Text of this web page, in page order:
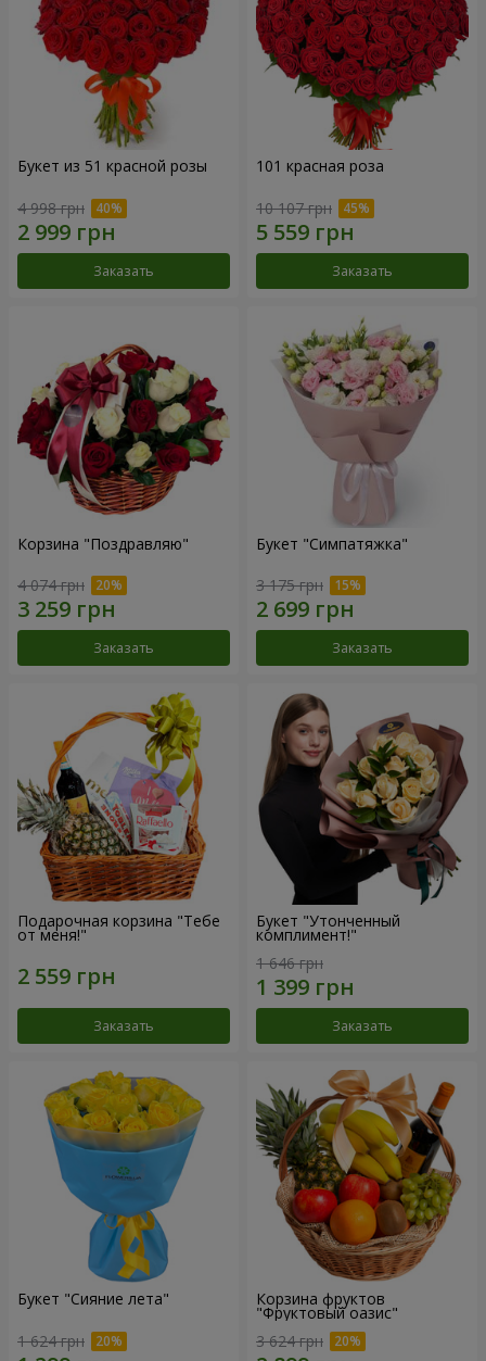
Букет из 51 красной розы
4 998 грн
Заказать
101 красная роза
10 107 грн
Заказать
Корзина "Поздравляю"
4 074 грн
Заказать
Букет "Симпатяжка"
3 175 грн
Заказать
Подарочная корзина "Тебе
от меня!"
Заказать
Букет "Утонченный
комплимент!"
1 646 грн
Заказать
Букет "Сияние лета"
1 624 грн
Корзина фруктов
"Фруктовый оазис"
3 624 грн